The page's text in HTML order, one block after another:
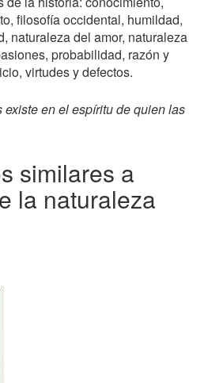
filosofía occidental, humildad,
naturaleza del amor, naturaleza
probabilidad, razón y
virtudes y defectos.
en el espíritu de quien las
similares a
la naturaleza